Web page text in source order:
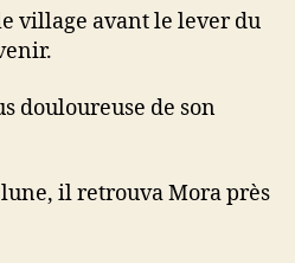
village avant le lever du
douloureuse de son
il retrouva Mora près